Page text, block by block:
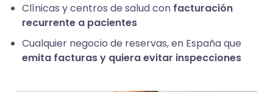
Clínicas y centros de salud con facturación
recurrente a pacientes
Cualquier negocio de reservas, en España que
emita facturas y quiera evitar inspecciones